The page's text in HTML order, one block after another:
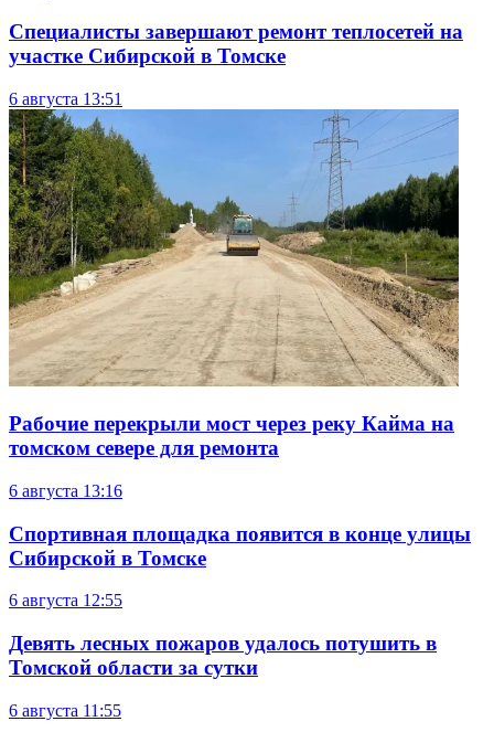
Специалисты завершают ремонт теплосетей на
участке Сибирской в Томске
6 августа 13:51
Рабочие перекрыли мост через реку Кайма на
томском севере для ремонта
6 августа 13:16
Спортивная площадка появится в конце улицы
Сибирской в Томске
6 августа 12:55
Девять лесных пожаров удалось потушить в
Томской области за сутки
6 августа 11:55